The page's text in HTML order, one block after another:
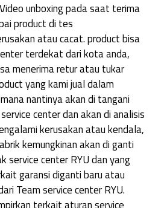
unboxing pada saat terima
product di tes
atau cacat. product bisa
terdekat dari kota anda,
menerima retur atau tukar
yang kami jual dalam
nantinya akan di tangani
center dan akan di analisis
kerusakan atau kendala,
kemungkinan akan di ganti
service center RYU dan yang
garansi diganti baru atau
Team service center RYU.